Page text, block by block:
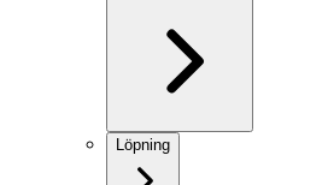
Löpning